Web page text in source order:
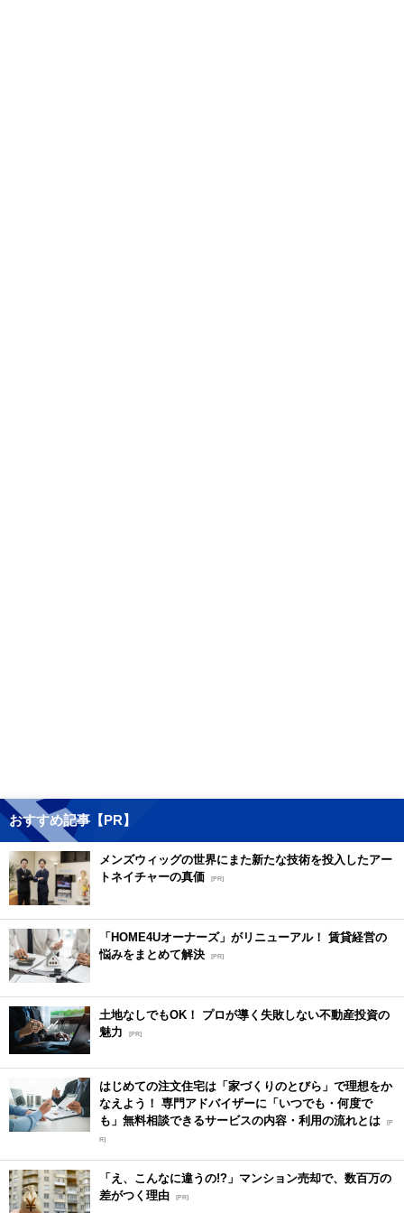
おすすめ記事【PR】
メンズウィッグの世界にまた新たな技術を投入したアー
トネイチャーの真価 [PR]
「HOME4Uオーナーズ」がリニューアル！ 賃貸経営の
悩みをまとめて解決 [PR]
土地なしでもOK！ プロが導く失敗しない不動産投資の
魅力
[PR]
はじめての注文住宅は「家づくりのとびら」で理想をか
なえよう！ 専門アドバイザーに「いつでも・何度で
も」無料相談できるサービスの内容・利用の流れとは [P
R]
「え、こんなに違うの!?」マンション売却で、数百万の
差がつく理由 [PR]